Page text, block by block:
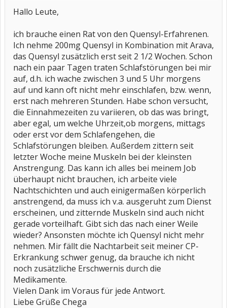
Hallo Leute,
ich brauche einen Rat von den Quensyl-Erfahrenen.
Ich nehme 200mg Quensyl in Kombination mit Arava,
das Quensyl zusätzlich erst seit 2 1/2 Wochen. Schon
nach ein paar Tagen traten Schlafstörungen bei mir
auf, d.h. ich wache zwischen 3 und 5 Uhr morgens
auf und kann oft nicht mehr einschlafen, bzw. wenn,
erst nach mehreren Stunden. Habe schon versucht,
die Einnahmezeiten zu variieren, ob das was bringt,
aber egal, um welche Uhrzeit,ob morgens, mittags
oder erst vor dem Schlafengehen, die
Schlafstörungen bleiben. Außerdem zittern seit
letzter Woche meine Muskeln bei der kleinsten
Anstrengung. Das kann ich alles bei meinem Job
überhaupt nicht brauchen, ich arbeite viele
Nachtschichten und auch einigermaßen körperlich
anstrengend, da muss ich v.a. ausgeruht zum Dienst
erscheinen, und zitternde Muskeln sind auch nicht
gerade vorteilhaft. Gibt sich das nach einer Weile
wieder? Ansonsten möchte ich Quensyl nicht mehr
nehmen. Mir fällt die Nachtarbeit seit meiner CP-
Erkrankung schwer genug, da brauche ich nicht
noch zusätzliche Erschwernis durch die
Medikamente.
Vielen Dank im Voraus für jede Antwort.
Liebe Grüße Chega